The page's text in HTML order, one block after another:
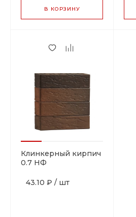
В КОРЗИНУ
Клинкерный кирпич
0.7 НФ
43.10 ₽ / шт